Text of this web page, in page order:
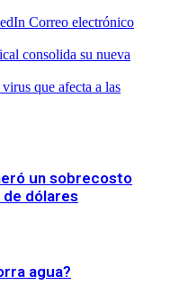
Correo electrónico
consolida su nueva
que afecta a las
un sobrecosto
dólares
agua?